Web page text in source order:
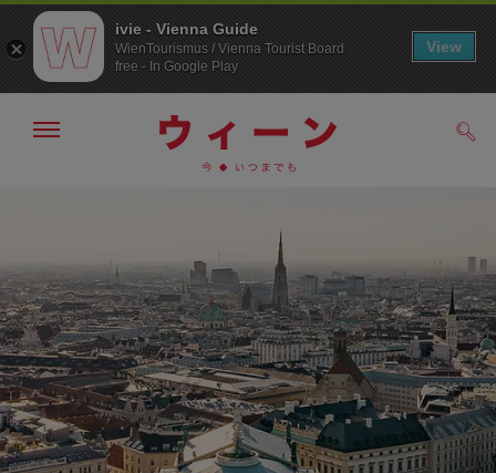
へ
ジ
の
ト
ッ
プ
へ
メ
非
表
示
ivie - Vienna Guide
WienTourismus / Vienna Tourist Board
free - In Google Play
View